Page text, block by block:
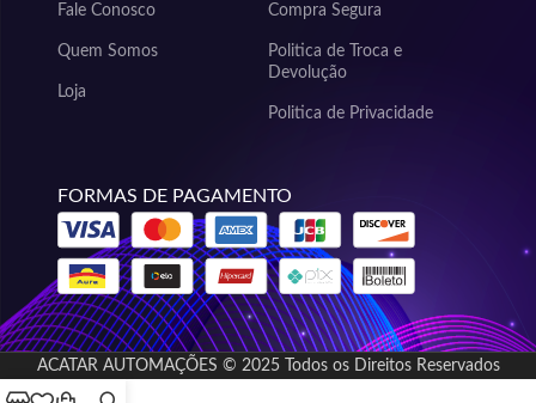
Fale Conosco
Quem Somos
Loja
Compra Segura
Politica de Troca e
Devolução
Politica de Privacidade
FORMAS DE PAGAMENTO
ACATAR AUTOMAÇÕES © 2025 Todos os Direitos Reservados